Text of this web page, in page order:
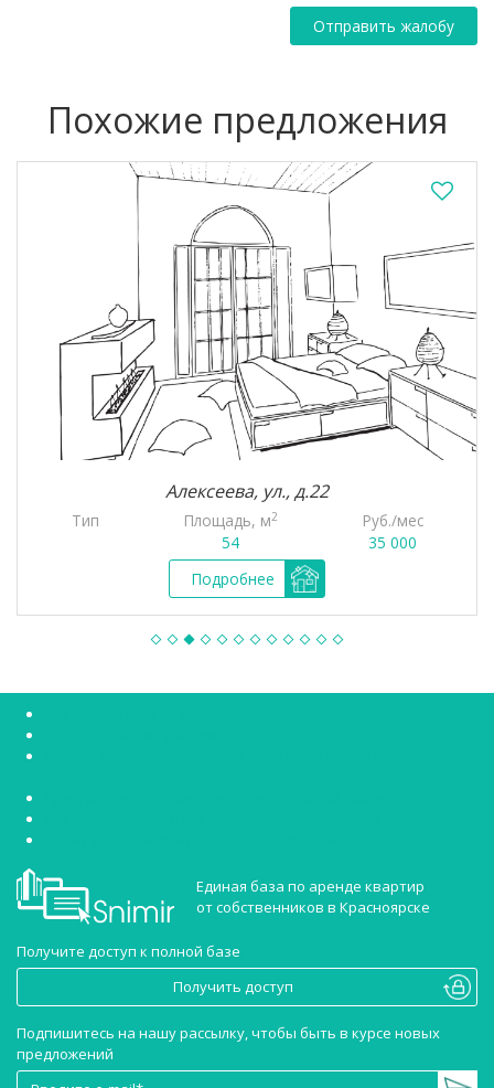
Отправить жалобу
Похожие предложения
Алексеева, ул., д.22
Тип Площадь, м2
54
Руб./мес
35 000
Подробнее
Единая база по аренде квартир
от собственников в Красноярске
Получите доступ к полной базе
Получить доступ
Подпишитесь на нашу рассылку, чтобы быть в курсе новых
предложений